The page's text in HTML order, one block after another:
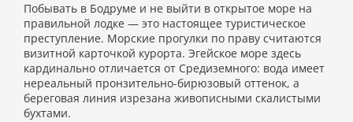
Побывать в Бодруме и не выйти в открытое море на
правильной лодке — это настоящее туристическое
преступление. Морские прогулки по праву считаются
визитной карточкой курорта. Эгейское море здесь
кардинально отличается от Средиземного: вода имеет
нереальный пронзительно-бирюзовый оттенок, а
береговая линия изрезана живописными скалистыми
бухтами.